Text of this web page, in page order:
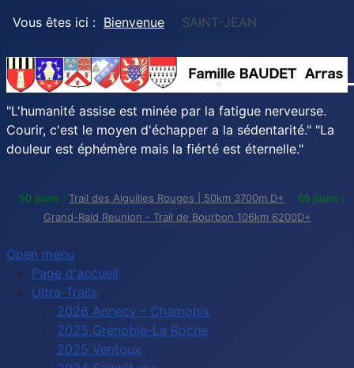
Vous êtes ici : Bienvenue SAINT-JEAN
"L'humanité assise est minée par la fatigue nerveurse.
Courir, c'est le moyen d'échapper a la sédentarité." "La
douleur est éphémère mais la fiérté est éternelle."
50 jours : Trail des Aiguilles Rouges | 50km 3700m D+
69 jours :
Grand-Raid Reunion - Trail de Bourbon 106km 6200D+
Open menu
Page d'accueil
Ultra-Trails
2026 Annecy - Chamonix
2025 Grenoble-La Roche
2025 Ventoux